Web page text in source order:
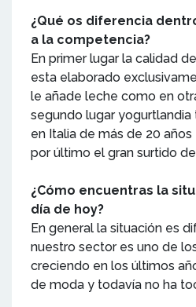
¿Qué os diferencia
a la competencia?
En primer lugar la calidad
esta elaborado
le añade leche como en
segundo lugar yogurtlandia
en Italia de más de 20
por último el gran surtido
¿Cómo encuentras la
día de hoy?
En general la situación es
nuestro sector es uno de
creciendo en los últimos
de moda y todavía no ha